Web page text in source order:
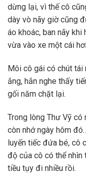
dừng lại, vì thế cô
dày vò nãy giờ cũng
áo khoác, ban nãy
vừa vào xe một cái
Môi cô gái có chút tái
ắng, hắn nghe thấy
gối năm chặt lại.
Trong lòng Thư Vỹ có
còn nhớ ngày hôm
luyến tiếc đứa bé, cô
độ của cô có thể nhìn
tiều tụy đi nhiều rồi.